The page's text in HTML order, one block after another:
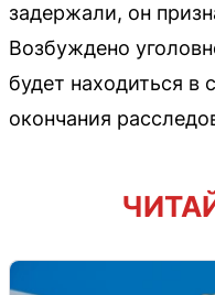
задержали, он
Возбуждено
будет находиться в
окончания